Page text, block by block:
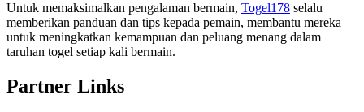
Untuk memaksimalkan pengalaman bermain, Togel178 selalu
memberikan panduan dan tips kepada pemain, membantu mereka
untuk meningkatkan kemampuan dan peluang menang dalam
taruhan togel setiap kali bermain.
Partner Links